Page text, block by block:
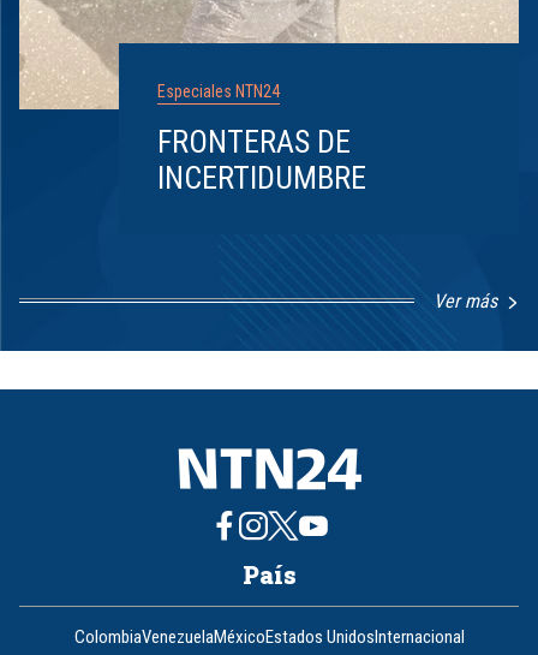
Especiales NTN24
FRONTERAS DE
INCERTIDUMBRE
Ver más
8
País
ColombiaVenezuelaMéxicoEstados UnidosInternacional